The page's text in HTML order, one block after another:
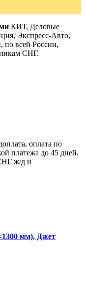
КИТ, Деловые
Экспресс-Авто,
по всей России,
СНГ.
оплата по
платежа до 45 дней.
ж/д и
мм), Джет